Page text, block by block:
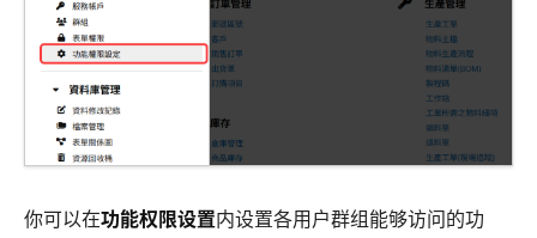
你可以在功能权限设置内设置各用户群组能够访问的功